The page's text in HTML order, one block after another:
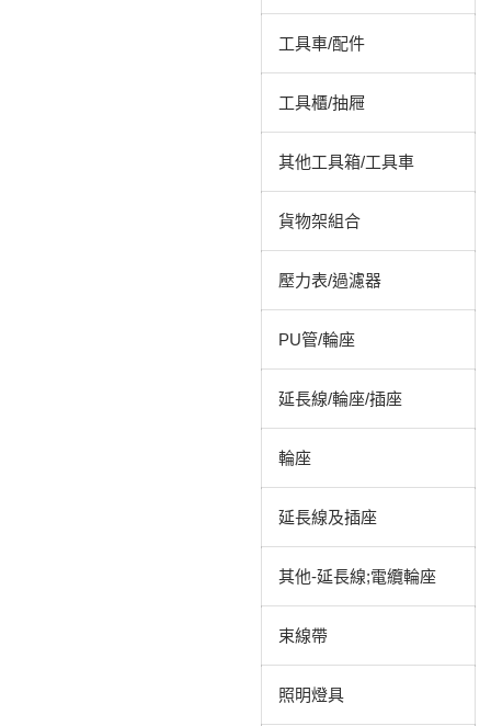
工具車/配件
工具櫃/抽屜
其他工具箱/工具車
貨物架組合
壓力表/過濾器
PU管/輪座
延長線/輪座/插座
輪座
延長線及插座
其他-延長線;電纜輪座
束線帶
照明燈具